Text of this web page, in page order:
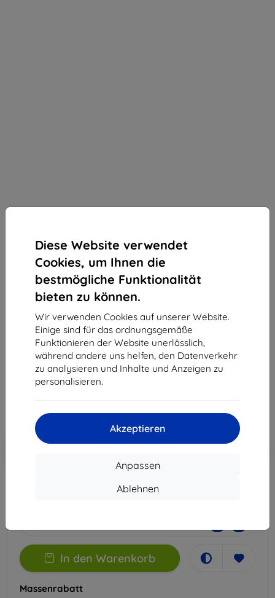
Diese Website verwendet
Cookies, um Ihnen die
bestmögliche Funktionalität
bieten zu können.
Wir verwenden Cookies auf unserer Website.
Einige sind für das ordnungsgemäße
Funktionieren der Website unerlässlich,
während andere uns helfen, den Datenverkehr
zu analysieren und Inhalte und Anzeigen zu
personalisieren.
Akzeptieren
Anpassen
Ablehnen
3MK StratCore700 mehrschichtiger Schutzfilm für
Apple iPhone 17 Air
Geeignet für: Apple iPhone 17 Air
22,90 €
20,61 €
ohne MWSt17,32 €
Rabatt mit Gutschein
In den
In den Warenkorb
Massenrabatt